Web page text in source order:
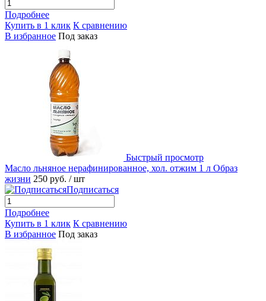
Подробнее
Купить в 1 клик К сравнению
В избранное Под заказ
Быстрый просмотр
Масло льняное нерафинированное, хол. отжим 1 л Образ
жизни 250 руб. / шт
Подписаться
Подробнее
Купить в 1 клик К сравнению
В избранное Под заказ